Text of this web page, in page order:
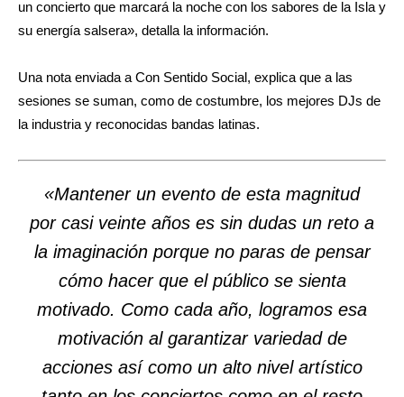
un concierto que marcará la noche con los sabores de la Isla y
su energía salsera», detalla la información.
Una nota enviada a Con Sentido Social, explica que a las
sesiones se suman, como de costumbre, los mejores DJs de
la industria y reconocidas bandas latinas.
«Mantener un evento de esta magnitud
por casi veinte años es sin dudas un reto a
la imaginación porque no paras de pensar
cómo hacer que el público se sienta
motivado. Como cada año, logramos esa
motivación al garantizar variedad de
acciones así como un alto nivel artístico